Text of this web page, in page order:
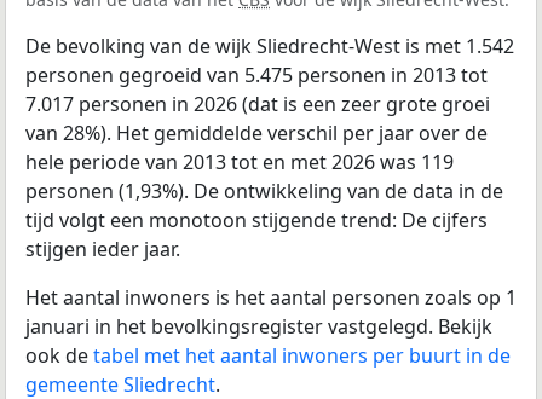
De bevolking van de wijk Sliedrecht-West is met 1.542
personen gegroeid van 5.475 personen in 2013 tot
7.017 personen in 2026 (dat is een zeer grote groei
van 28%). Het gemiddelde verschil per jaar over de
hele periode van 2013 tot en met 2026 was 119
personen (1,93%). De ontwikkeling van de data in de
tijd volgt een monotoon stijgende trend: De cijfers
stijgen ieder jaar.
Het aantal inwoners is het aantal personen zoals op 1
januari in het bevolkingsregister vastgelegd. Bekijk
ook detabel met het aantal inwoners per buurt in de
gemeente Sliedrecht.